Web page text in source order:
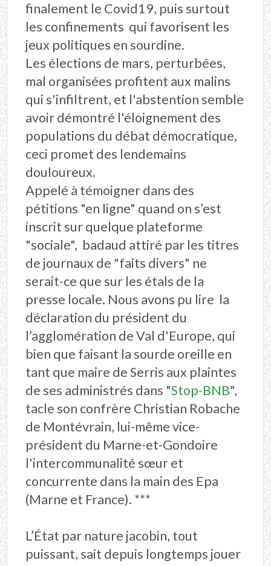
finalement le Covid19, puis surtout
les confinements qui favorisent les
jeux politiques en sourdine.
Les élections de mars, perturbées,
mal organisées profitent aux malins
qui s'infiltrent, et l'abstention semble
avoir démontré l'éloignement des
populations du débat démocratique,
ceci promet des lendemains
douloureux.
Appelé à témoigner dans des
pétitions "en ligne" quand on s’est
inscrit sur quelque plateforme
"sociale", badaud attiré par les titres
de journaux de "faits divers" ne
serait-ce que sur les étals de la
presse locale. Nous avons pu lire la
déclaration du président du
l’agglomération de Val d'Europe, qui
bien que faisant la sourde oreille en
tant que maire de Serris aux plaintes
de ses administrés dans "Stop-BNB",
tacle son confrère Christian Robache
de Montévrain, lui-même vice-
président du Marne-et-Gondoire
l'intercommunalité sœur et
concurrente dans la main des Epa
(Marne et France). ***
L’État par nature jacobin, tout
puissant, sait depuis longtemps jouer